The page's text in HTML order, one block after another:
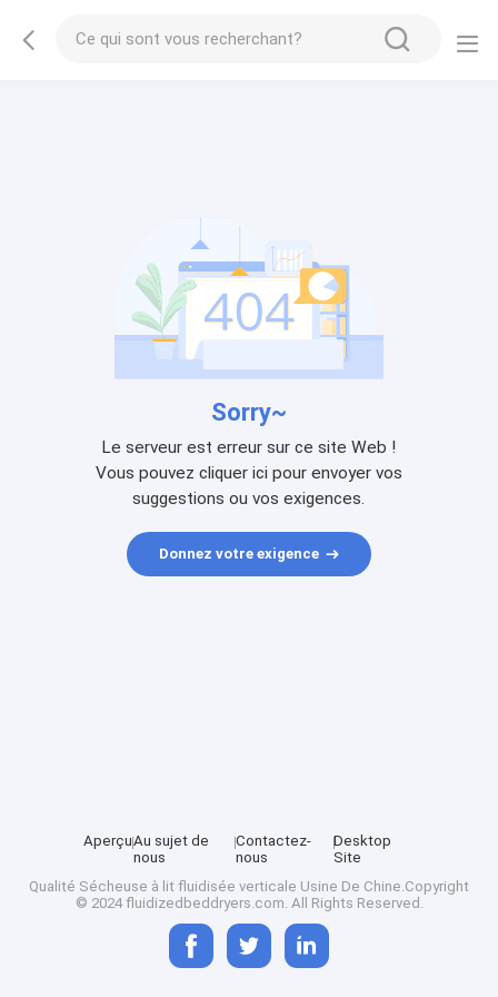
Sorry~
Le serveur est erreur sur ce site Web !
Vous pouvez cliquer ici pour envoyer vos
suggestions ou vos exigences.
Donnez votre exigence
AperçuAu sujet de
nous
Contactez-
nous
Desktop
Site
Qualité Sécheuse à lit fluidisée verticale Usine De Chine.Copyright
© 2024 fluidizedbeddryers.com. All Rights Reserved.